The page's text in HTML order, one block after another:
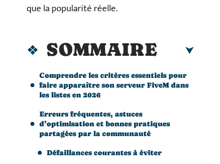
que la popularité réelle.
SOMMAIRE
Comprendre les critères essentiels pour
faire apparaître son serveur FiveM dans
les listes en 2026
Erreurs fréquentes, astuces
d’optimisation et bonnes pratiques
partagées par la communauté
Défaillances courantes à éviter